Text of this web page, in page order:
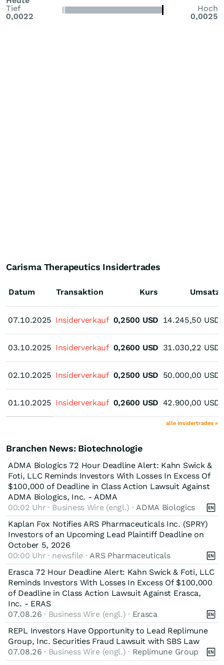
Tief
0,0022
Hoch
0,0025
Carisma Therapeutics Insidertrades
Datum
07.10.2025
03.10.2025
02.10.2025
01.10.2025
Transaktion Kurs Umsatz
07.10.2025 Insiderverkauf 0,2500 USD 14.245,50 USD
03.10.2025 Insiderverkauf 0,2600 USD 31.030,22 USD
02.10.2025 Insiderverkauf 0,2500 USD 50.000,00 USD
01.10.2025 Insiderverkauf 0,2600 USD 42.900,00 USD
alle Insidertrades »
Branchen News: Biotechnologie
ADMA Biologics 72 Hour Deadline Alert: Kahn Swick &
Foti, LLC Reminds Investors With Losses In Excess Of
$100,000 of Deadline in Class Action Lawsuit Against
ADMA Biologics, Inc. - ADMA
00:02 Uhr · Business Wire (engl.) · ADMA Biologics
Kaplan Fox Notifies ARS Pharmaceuticals Inc. (SPRY)
Investors of an Upcoming Lead Plaintiff Deadline on
October 5, 2026
00:00 Uhr · newsfile · ARS Pharmaceuticals
Erasca 72 Hour Deadline Alert: Kahn Swick & Foti, LLC
Reminds Investors With Losses In Excess Of $100,000
of Deadline in Class Action Lawsuit Against Erasca,
Inc. - ERAS
07.08.26 · Business Wire (engl.) · Erasca
REPL Investors Have Opportunity to Lead Replimune
Group, Inc. Securities Fraud Lawsuit with SBS Law
07.08.26 · Business Wire (engl.) · Replimune Group